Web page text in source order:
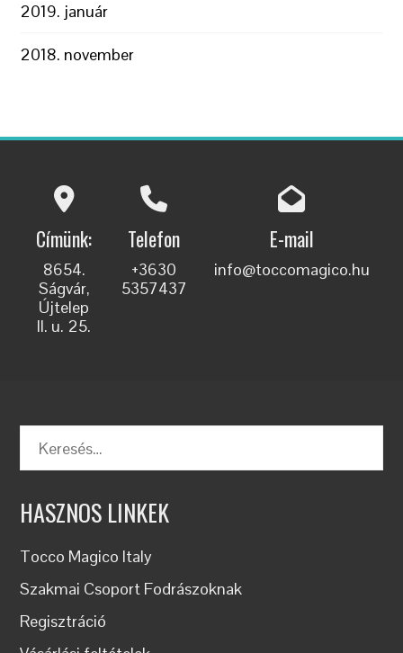
2019. január
2018. november
Címünk:
8654.
Ságvár,
Újtelep
II. u. 25.
Telefon
+3630
5357437
E-mail
info@toccomagico.hu
Keresés:
HASZNOS LINKEK
Tocco Magico Italy
Szakmai Csoport Fodrászoknak
Regisztráció